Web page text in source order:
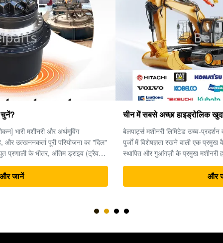
चीन में सबसे अच्छा हाइड्रोलिक खुदाई भागों निर्माता.
बेलपार्ट्स मशीनरी लिमिटेड उच्च-प्रदर्शन वाले हाइड्रोलिक उत्खनन यंत्रों के
पुर्जों में विशेषज्ञता रखने वाली एक प्रमुख वैश्विक आपूर्तिकर्ता है। 2013 में
स्थापित और गुआंगज़ौ के प्रमुख मशीनरी हब में मुख्यालय वाली इस कंपनी ने
दुनिया भर में भारी उपकरण समाधानों के लिए एक विश्वसनीय भागीदार के रूप में
अपनी प...